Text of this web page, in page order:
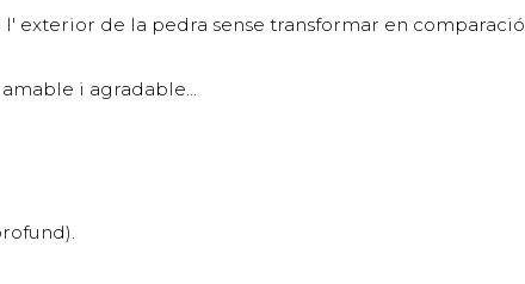
exterior de la pedra sense transformar en comparació
i agradable...